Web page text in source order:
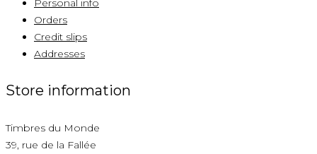
Personal info
Orders
Credit slips
Addresses
Store information
Timbres du Monde
39, rue de la Fallée